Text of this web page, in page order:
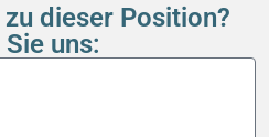
dieser Position?
uns: